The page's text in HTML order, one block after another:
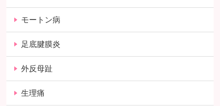
モートン病
足底腱膜炎
外反母趾
生理痛